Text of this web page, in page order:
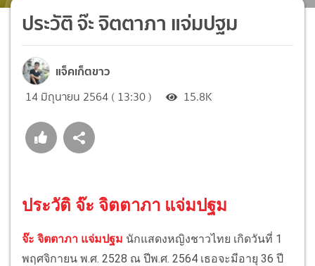
ประวัติ จ๊ะ จิตตาภา แจ่มปฐม
แจ็คเก็ตขาว
14 มิถุนายน 2564 ( 13:30 ) 15.8K
ประวัติ จ๊ะ จิตตาภา แจ่มปฐม
จ๊ะ จิตตาภา แจ่มปฐม นักแสดงหญิงชาวไทย เกิดวันที่ 1
พฤศจิกายน พ.ศ. 2528 ณ ปีพ.ศ. 2564 เธอจะมีอายุ 36 ปี